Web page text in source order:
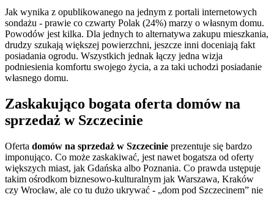
Jak wynika z opublikowanego na jednym z portali internetowych
sondażu - prawie co czwarty Polak (24%) marzy o własnym domu.
Powodów jest kilka. Dla jednych to alternatywa zakupu mieszkania,
drudzy szukają większej powierzchni, jeszcze inni doceniają fakt
posiadania ogrodu. Wszystkich jednak łączy jedna wizja
podniesienia komfortu swojego życia, a za taki uchodzi posiadanie
własnego domu.
Zaskakująco bogata oferta domów na
sprzedaż w Szczecinie
Oferta domów na sprzedaż w Szczecinie prezentuje się bardzo
imponująco. Co może zaskakiwać, jest nawet bogatsza od oferty
większych miast, jak Gdańska albo Poznania. Co prawda ustępuje
takim ośrodkom biznesowo-kulturalnym jak Warszawa, Kraków
czy Wrocław, ale co tu dużo ukrywać - „dom pod Szczecinem” nie